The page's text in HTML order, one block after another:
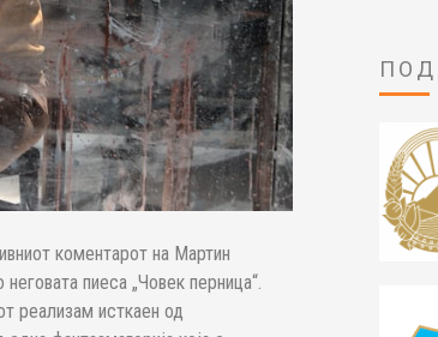
коментарот на Мартин
пиеса „Човек перница“.
реализам исткаен од